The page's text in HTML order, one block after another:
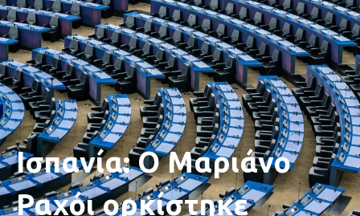
Ισπανία: Ο Μαριάνο
Ραχόι ορκίστηκε